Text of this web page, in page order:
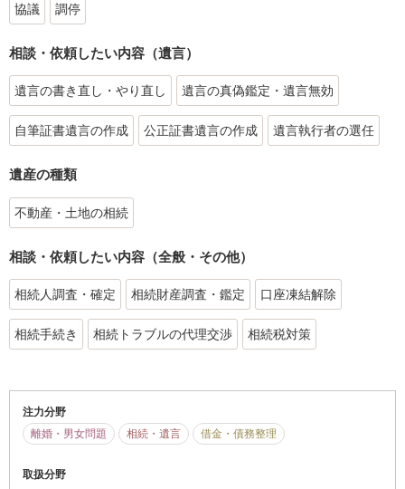
協議 調停
相談・依頼したい内容（遺言）
遺言の書き直し・やり直し 遺言の真偽鑑定・遺言無効
自筆証書遺言の作成 公正証書遺言の作成 遺言執行者の選任
遺産の種類
不動産・土地の相続
相談・依頼したい内容（全般・その他）
相続人調査・確定 相続財産調査・鑑定 口座凍結解除
相続手続き 相続トラブルの代理交渉 相続税対策
注力分野
離婚・男女問題
相続・遺言 借金・債務整理
取扱分野